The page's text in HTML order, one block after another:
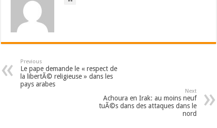
Previous
Le pape demande le « respect de
la libertÃ© religieuse » dans les
pays arabes
Next
Achoura en Irak: au moins neuf
tuÃ©s dans des attaques dans le
nord